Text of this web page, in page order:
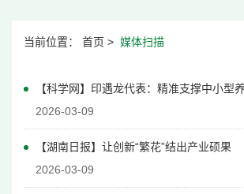
当前位置： 首页 > 媒体扫描
【科学网】印遇龙代表：精准支撑中小型
2026-03-09
【湖南日报】让创新“繁花”结出产业硕果
2026-03-09